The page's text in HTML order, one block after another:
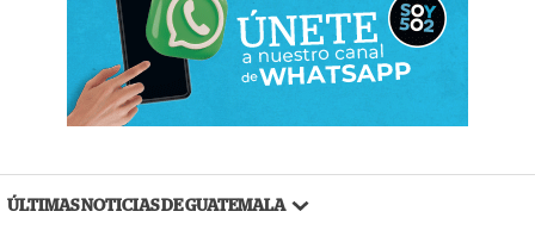
ÚLTIMAS NOTICIAS DE GUATEMALA